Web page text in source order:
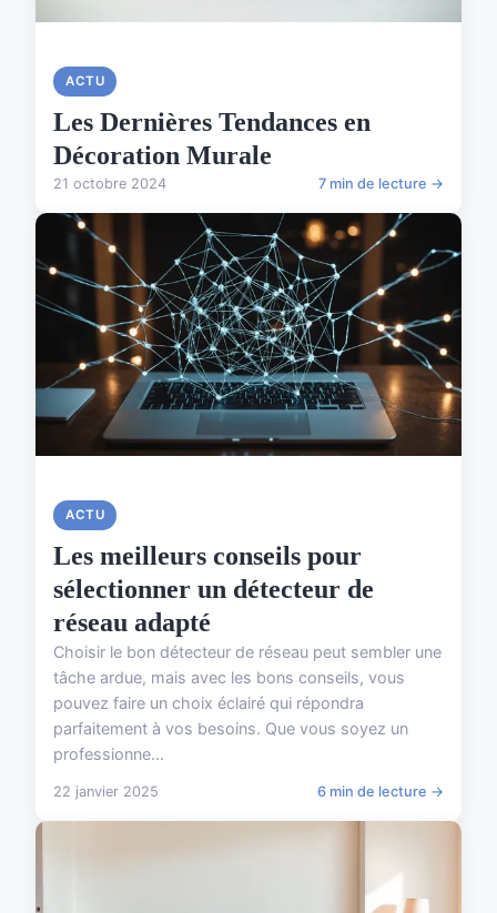
ACTU
Les Dernières Tendances en
Décoration Murale
21 octobre 2024 7 min de lecture →
ACTU
Les meilleurs conseils pour
sélectionner un détecteur de
réseau adapté
Choisir le bon détecteur de réseau peut sembler une
tâche ardue, mais avec les bons conseils, vous
pouvez faire un choix éclairé qui répondra
parfaitement à vos besoins. Que vous soyez un
professionne...
22 janvier 2025 6 min de lecture →